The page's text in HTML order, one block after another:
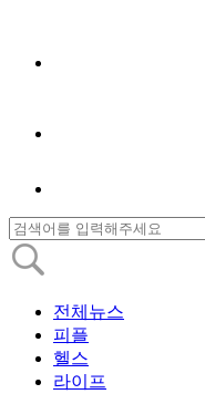
전체뉴스
피플
헬스
라이프